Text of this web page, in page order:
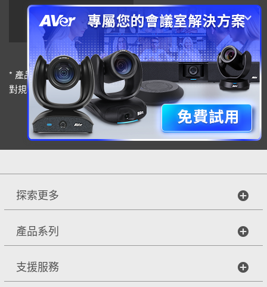
Pro2 / CAM550 / CAM570
/ VB130 / VB342 Pro
* 產品規格若有變更，恕不另行通知，或可能因地區而異；若您
對規格有任何疑問，請洽詢所在地經銷商。
探索更多
產品系列
支援服務